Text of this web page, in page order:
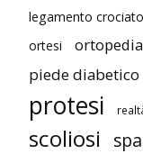
legamento
ortesi
ortopedia
piede diabetico
protesi
scoliosi